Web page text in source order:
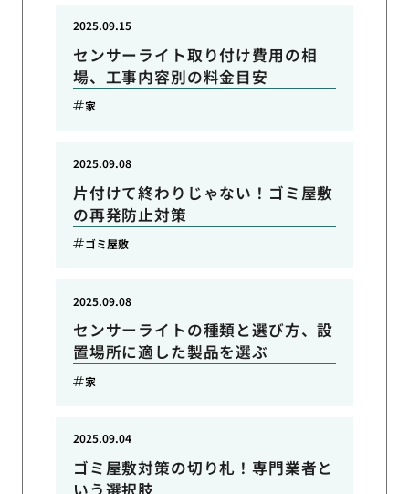
センサーライト取り付け費用の相
場、工事内容別の料金目安
2025.09.15
家
片付けて終わりじゃない！ゴミ屋敷
の再発防止対策
2025.09.08
ゴミ屋敷
センサーライトの種類と選び方、設
置場所に適した製品を選ぶ
2025.09.08
家
ゴミ屋敷対策の切り札！専門業者と
いう選択肢
2025.09.04